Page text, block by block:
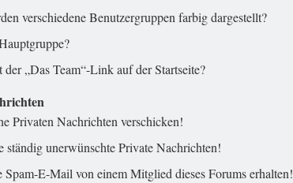
verschiedene Benutzergruppen farbig dargestellt?
der „Das Team“-Link auf der Startseite?
Privaten Nachrichten verschicken!
ständig unerwünschte Private Nachrichten!
Spam-E-Mail von einem Mitglied dieses Forums erhalten!